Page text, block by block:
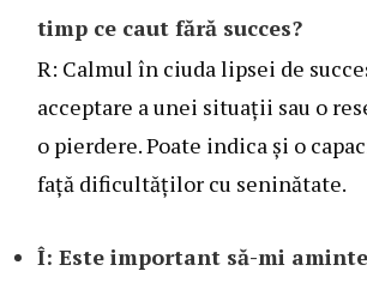
timp ce caut fără succes?
R: Calmul în ciuda lipsei de
acceptare a unei situații sau o
o pierdere. Poate indica și o
față dificultăților cu seninătate.
Î: Este important să-mi